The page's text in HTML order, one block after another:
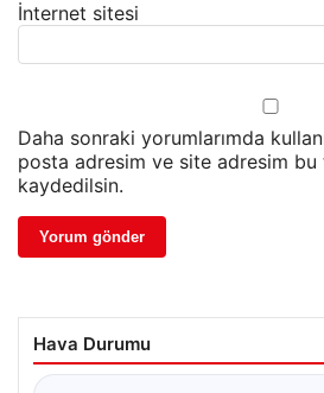
İnternet sitesi
Daha sonraki yorumlarımda
posta adresim ve site adresim bu
kaydedilsin.
Hava Durumu